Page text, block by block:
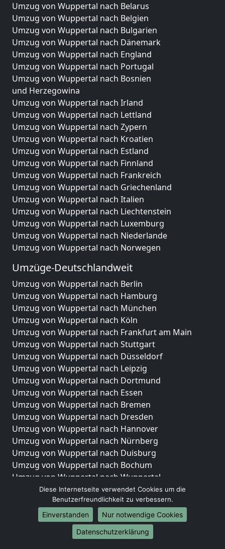
Umzug von Wuppertal nach Belarus
Umzug von Wuppertal nach Belgien
Umzug von Wuppertal nach Bulgarien
Umzug von Wuppertal nach Dänemark
Umzug von Wuppertal nach England
Umzug von Wuppertal nach Portugal
Umzug von Wuppertal nach Bosnien
und Herzegowina
Umzug von Wuppertal nach Irland
Umzug von Wuppertal nach Lettland
Umzug von Wuppertal nach Zypern
Umzug von Wuppertal nach Kroatien
Umzug von Wuppertal nach Estland
Umzug von Wuppertal nach Finnland
Umzug von Wuppertal nach Frankreich
Umzug von Wuppertal nach Griechenland
Umzug von Wuppertal nach Italien
Umzug von Wuppertal nach Liechtenstein
Umzug von Wuppertal nach Luxemburg
Umzug von Wuppertal nach Niederlande
Umzug von Wuppertal nach Norwegen
Umzüge-Deutschlandweit
Umzug von Wuppertal nach Berlin
Umzug von Wuppertal nach Hamburg
Umzug von Wuppertal nach München
Umzug von Wuppertal nach Köln
Umzug von Wuppertal nach Frankfurt am Main
Umzug von Wuppertal nach Stuttgart
Umzug von Wuppertal nach Düsseldorf
Umzug von Wuppertal nach Leipzig
Umzug von Wuppertal nach Dortmund
Umzug von Wuppertal nach Essen
Umzug von Wuppertal nach Bremen
Umzug von Wuppertal nach Dresden
Umzug von Wuppertal nach Hannover
Umzug von Wuppertal nach Nürnberg
Umzug von Wuppertal nach Duisburg
Umzug von Wuppertal nach Bochum
Umzug von Wuppertal nach Wuppertal
Umzug von Wuppertal nach Bielefeld
Umzug von Wuppertal nach Bonn
Umzug von Wuppertal nach Münster
Internationale-Umzüge
Diese Internetseite verwendet Cookies um die
Benutzerfreundlichkeit zu verbessern.
Einverstanden
Nur notwendige Cookies
Datenschutzerklärung